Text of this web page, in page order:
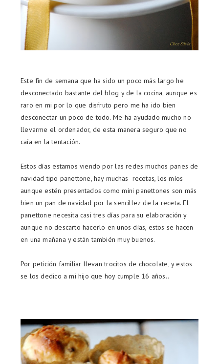
Este fin de semana que ha sido un poco más largo he
desconectado bastante del blog y de la cocina, aunque es
raro en mi por lo que disfruto pero me ha ido bien
desconectar un poco de todo. Me ha ayudado mucho no
llevarme el ordenador, de esta manera seguro que no
caía en la tentación.
Estos días estamos viendo por las redes muchos panes de
navidad tipo panettone, hay muchas recetas, los míos
aunque estén presentados como mini panettones son más
bien un pan de navidad por la sencillez de la receta. El
panettone necesita casi tres días para su elaboración y
aunque no descarto hacerlo en unos días, estos se hacen
en una mañana y están también muy buenos.
Por petición familiar llevan trocitos de chocolate, y estos
se los dedico a mi hijo que hoy cumple 16 años..